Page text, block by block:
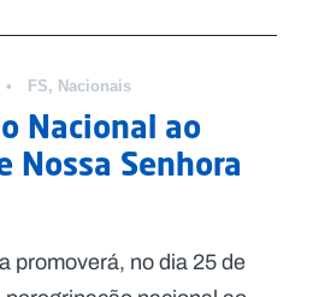
• FS, Nacionais
Nacional ao
Nossa Senhora
promoverá, no dia 25 de